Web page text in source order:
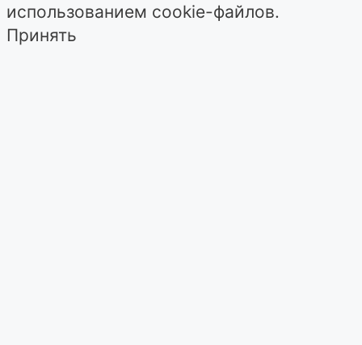
использованием cookie-файлов.
Принять